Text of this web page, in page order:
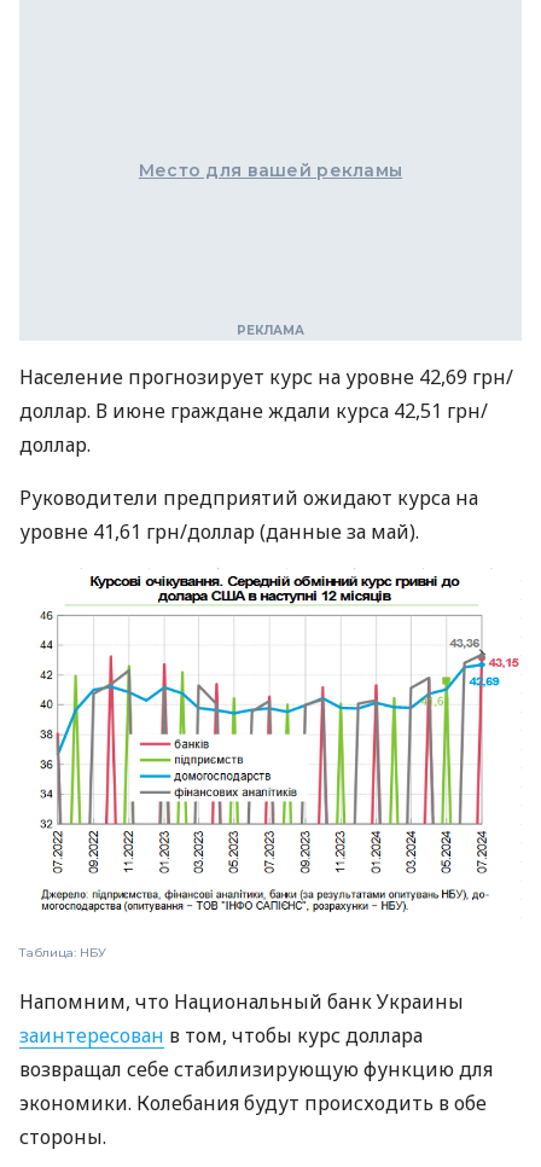
Место для вашей рекламы
Население прогнозирует курс на уровне 42,69 грн/
доллар. В июне граждане ждали курса 42,51 грн/
доллар.
Руководители предприятий ожидают курса на
уровне 41,61 грн/доллар (данные за май).
Таблица: НБУ
Напомним, что Национальный банк Украины
заинтересован в том, чтобы курс доллара
возвращал себе стабилизирующую функцию для
экономики. Колебания будут происходить в обе
стороны.